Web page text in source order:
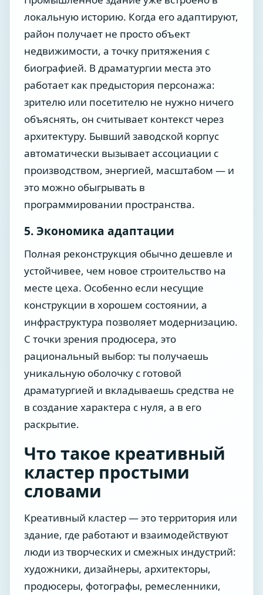
локальную историю. Когда его адаптируют,
район получает не просто объект
недвижимости, а точку притяжения с
биографией. В драматургии места это
работает как предыстория персонажа:
зрителю или посетителю не нужно ничего
объяснять, он считывает контекст через
архитектуру. Бывший заводской корпус
автоматически вызывает ассоциации с
производством, энергией, масштабом — и
это можно обыгрывать в
программировании пространства.
5. Экономика адаптации
Полная реконструкция обычно дешевле и
устойчивее, чем новое строительство на
месте цеха. Особенно если несущие
конструкции в хорошем состоянии, а
инфраструктура позволяет модернизацию.
С точки зрения продюсера, это
рациональный выбор: ты получаешь
уникальную оболочку с готовой
драматургией и вкладываешь средства не
в создание характера с нуля, а в его
раскрытие.
Что такое креативный
кластер простыми
словами
Креативный кластер — это территория или
здание, где работают и взаимодействуют
люди из творческих и смежных индустрий:
художники, дизайнеры, архитекторы,
продюсеры, фотографы, ремесленники,